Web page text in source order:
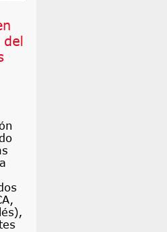
del